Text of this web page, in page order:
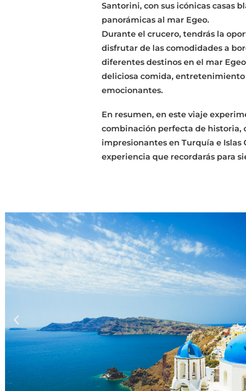
Santorini, con sus icónicas casas
panorámicas al mar Egeo.
Durante el crucero, tendrás la
disfrutar de las comodidades a
diferentes destinos en el mar
deliciosa comida,
emocionantes.
En resumen, en este viaje
combinación perfecta de historia,
impresionantes en Turquía e Islas
experiencia que recordarás para